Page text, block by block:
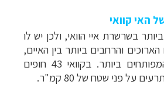
האי קוואי
בשרשרת איי הוואי, ולכן יש לו
והרחבים ביותר בין האיים,
ביותר. בקוואי
43 חופים
על פני שטח של 80 קמ"ר.